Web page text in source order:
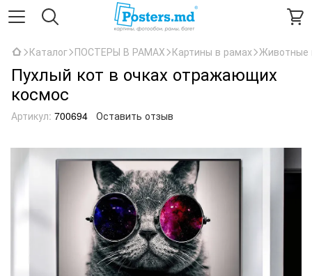
Каталог ПОСТЕРЫ В РАМАХ Картины в рамах Животные
Пухлый кот в очках отражающих
космос
Артикул: 700694 Оставить отзыв